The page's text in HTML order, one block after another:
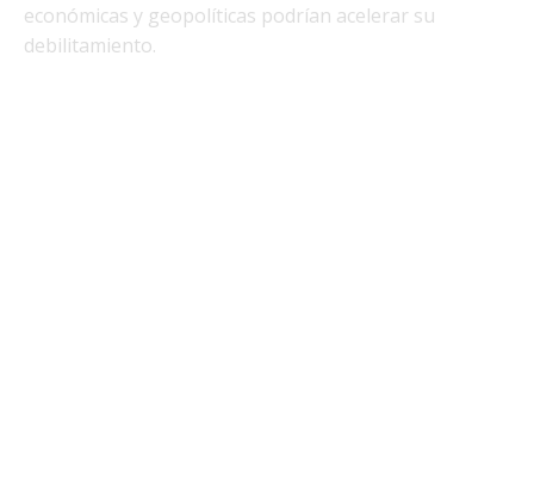
económicas y geopolíticas podrían acelerar su
debilitamiento.